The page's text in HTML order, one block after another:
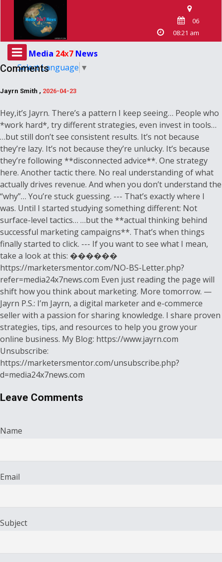
06
08:21 am
Media 24X7 News
Select Language ▼
Comments
Jayrn Smith , 2026-04-23
Hey,it’s Jayrn. There’s a pattern I keep seeing… People who
*work hard*, try different strategies, even invest in tools…
…but still don’t see consistent results. It’s not because
they’re lazy. It’s not because they’re unlucky. It’s because
they’re following **disconnected advice**. One strategy
here. Another tactic there. No real understanding of what
actually drives revenue. And when you don’t understand the
“why”… You’re stuck guessing. --- That’s exactly where I
was. Until I started studying something different: Not
surface-level tactics… …but the **actual thinking behind
successful marketing campaigns**. That’s when things
finally started to click. --- If you want to see what I mean,
take a look at this: ������
https://marketersmentor.com/NO-BS-Letter.php?
refer=media24x7news.com Even just reading the page will
shift how you think about marketing. More tomorrow. —
Jayrn P.S.: I’m Jayrn, a digital marketer and e-commerce
seller with a passion for sharing knowledge. I share proven
strategies, tips, and resources to help you grow your
online business. My Blog: https://www.jayrn.com
Unsubscribe:
https://marketersmentor.com/unsubscribe.php?
d=media24x7news.com
Leave Comments
Name
Email
Subject